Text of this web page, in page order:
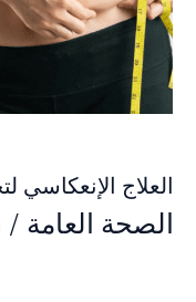
العلاج الإنعكاسي
الصحة العامة /